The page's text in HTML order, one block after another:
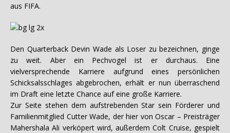
aus FIFA.
Den Quarterback Devin Wade als Loser zu bezeichnen, ginge
zu weit. Aber ein Pechvogel ist er durchaus. Eine
vielversprechende Karriere aufgrund eines persönlichen
Schicksalsschlages abgebrochen, erhält er nun überraschend
im Draft eine letzte Chance auf eine große Karriere.
Zur Seite stehen dem aufstrebenden Star sein Förderer und
Familienmitglied Cutter Wade, der hier von Oscar – Preisträger
Mahershala Ali verköpert wird, außerdem Colt Cruise, gespielt